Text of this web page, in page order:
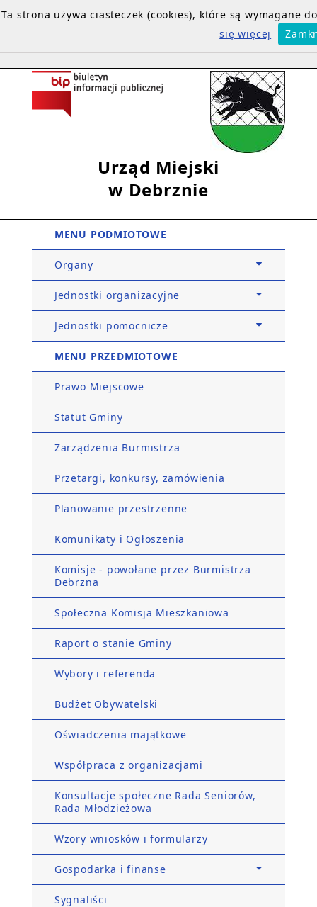
Urząd Miejski
w Debrznie
MENU PODMIOTOWE
Organy
Jednostki organizacyjne
Jednostki pomocnicze
MENU PRZEDMIOTOWE
Prawo Miejscowe
Statut Gminy
Zarządzenia Burmistrza
Przetargi, konkursy, zamówienia
Planowanie przestrzenne
Komunikaty i Ogłoszenia
Komisje - powołane przez Burmistrza
Debrzna
Społeczna Komisja Mieszkaniowa
Raport o stanie Gminy
Wybory i referenda
Budżet Obywatelski
Oświadczenia majątkowe
Współpraca z organizacjami
Konsultacje społeczne Rada Seniorów,
Rada Młodzieżowa
Wzory wniosków i formularzy
Gospodarka i finanse
Sygnaliści
Ta strona używa ciasteczek (cookies), które są wymagane
się więcej